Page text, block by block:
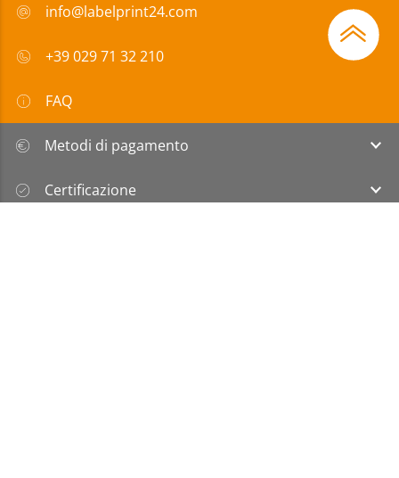
info@labelprint24.com
+39 029 71 32 210
FAQ
Metodi di pagamento
Certificazione